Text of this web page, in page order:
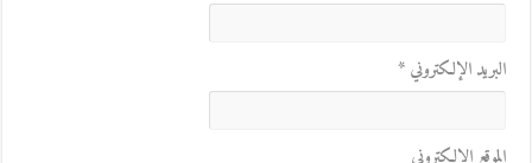
البريد الإلكتروني*